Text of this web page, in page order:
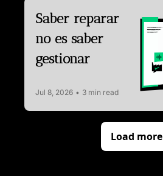
Saber reparar
no es saber
gestionar
Jul 8, 2026 • 3 min read
Load more